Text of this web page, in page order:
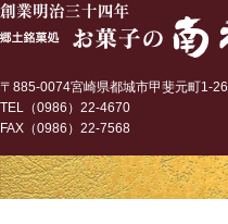
〒885-0074宮崎県都城市甲斐元町1-26
TEL（0986）22-4670
FAX（0986）22-7568